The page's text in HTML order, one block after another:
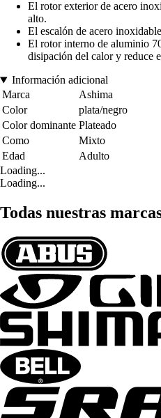
El rotor exterior de acero
alto.
El escalón de acero
El rotor interno de aluminio
disipación del calor y reduce
Información adicional
Marca
Ashima
Color
plata/negro
Color dominante Plateado
Como
Mixto
Edad
Adulto
Loading...
Loading...
Todas nuestras